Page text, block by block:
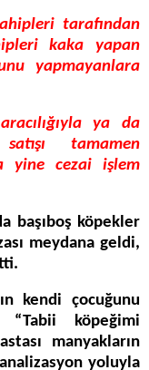
tarafından
kaka yapan
yapmayanlara
ya da
tamamen
yine cezai işlem
başıboş köpekler
meydana geldi,
kendi çocuğunu
köpeğimi
manyakların
yoluyla